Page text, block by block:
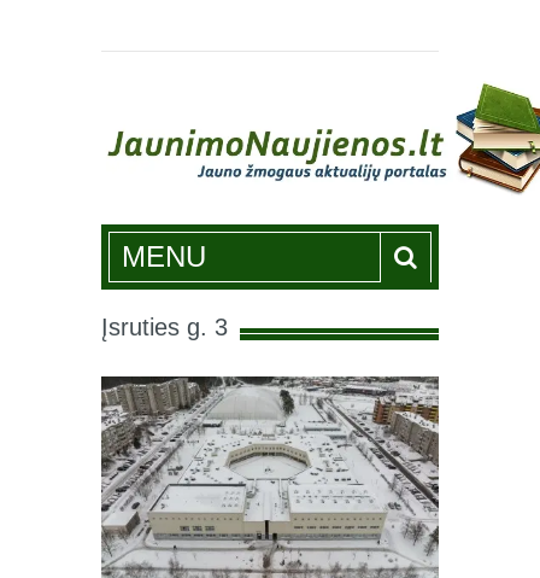
Jaunimonaujienos.lt
MENU
Įsruties g. 3